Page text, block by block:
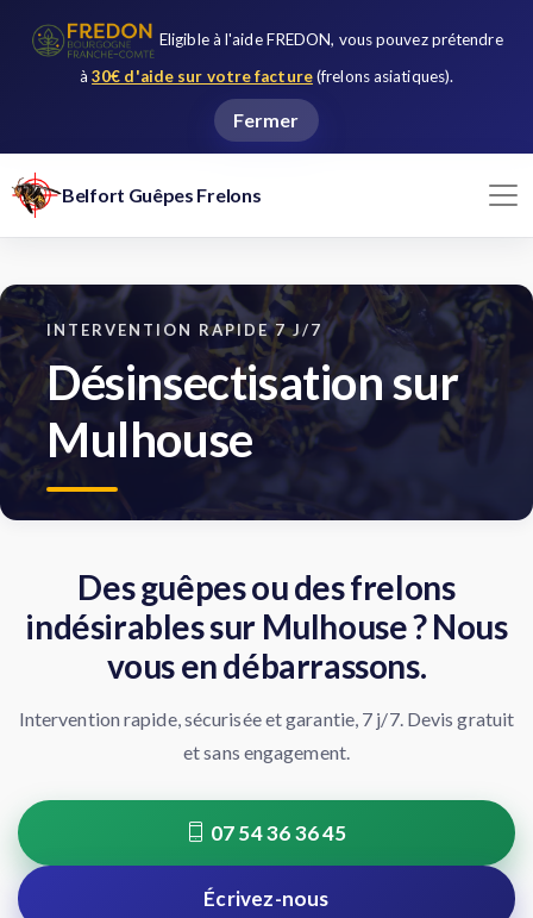
Eligible à l'aide FREDON, vous pouvez prétendre
à30€ d'aide sur votre facture(frelons asiatiques).
Fermer
Belfort Guêpes Frelons
INTERVENTION RAPIDE 7 J/7
Désinsectisation sur
Mulhouse
Des guêpes ou des frelons
indésirables sur Mulhouse ? Nous
vous en débarrassons.
Intervention rapide, sécurisée et garantie, 7 j/7. Devis gratuit
et sans engagement.
07 54 36 36 45
Écrivez-nous